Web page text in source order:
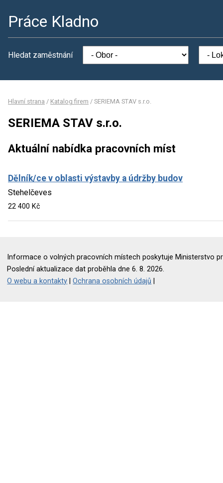
Práce Kladno
Hledat zaměstnání
Hlavní strana / Katalog firem / SERIEMA STAV s.r.o.
SERIEMA STAV s.r.o.
Aktuální nabídka pracovních míst
Dělník/ce v oblasti výstavby a údržby budov
Stehelčeves
22 400 Kč
Informace o volných pracovních místech poskytuje Ministerstvo
Poslední aktualizace dat proběhla dne 6. 8. 2026.
O webu a kontakty |Ochrana osobních údajů